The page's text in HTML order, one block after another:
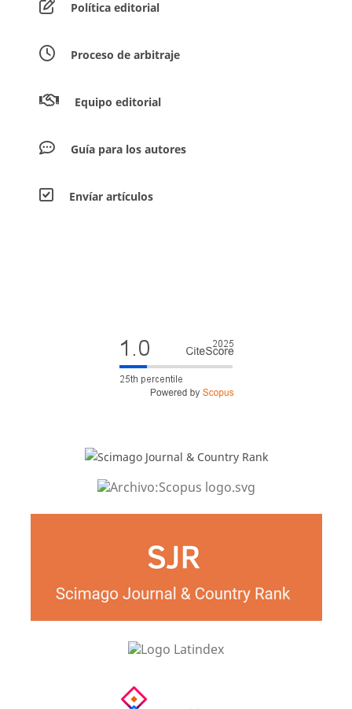
Política editorial
Proceso de arbitraje
Equipo editorial
Guía para los autores
Envíar artículos